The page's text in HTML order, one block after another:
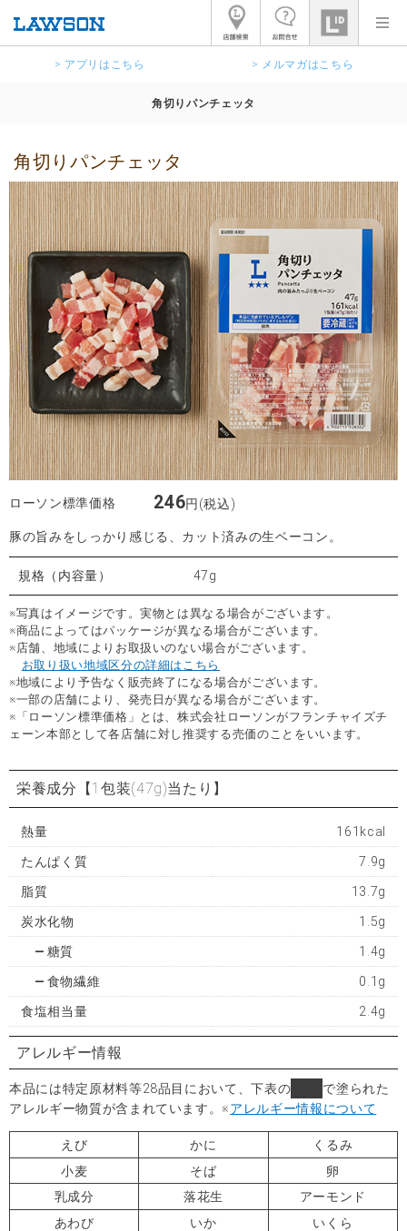
> アプリはこちら > メルマガはこちら
角切りパンチェッタ
角切りパンチェッタ
ローソン標準価格 246円(税込)
豚の旨みをしっかり感じる、カット済みの生ベーコン。
規格（内容量） 47g
※写真はイメージです。実物とは異なる場合がございます。
※商品によってはパッケージが異なる場合がございます。
※店舗、地域によりお取扱いのない場合がございます。
お取り扱い地域区分の詳細はこちら
※地域により予告なく販売終了になる場合がございます。
※一部の店舗により、発売日が異なる場合がございます。
※「ローソン標準価格」とは、株式会社ローソンがフランチャイズチ
ェーン本部として各店舗に対し推奨する売価のことをいいます。
栄養成分 【1包装(47g)当たり】
熱量 161kcal
たんぱく質 7.9g
脂質 13.7g
炭水化物 1.5g
糖質 1.4g
食物繊維 0.1g
食塩相当量 2.4g
アレルギー情報
本品には特定原材料等28品目において、下表の
で塗られた
アレルギー物質が含まれています。※アレルギー情報について
えび かに
くるみ
小麦
そば
卵
乳成分
落花生
アーモンド
あわび
いか
いくら